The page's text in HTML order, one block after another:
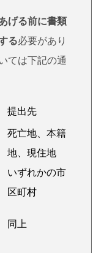
げる前に書類
る必要があり
ては下記の通
提出先
死亡地、本籍
地、現住地
いずれかの市
区町村
同上